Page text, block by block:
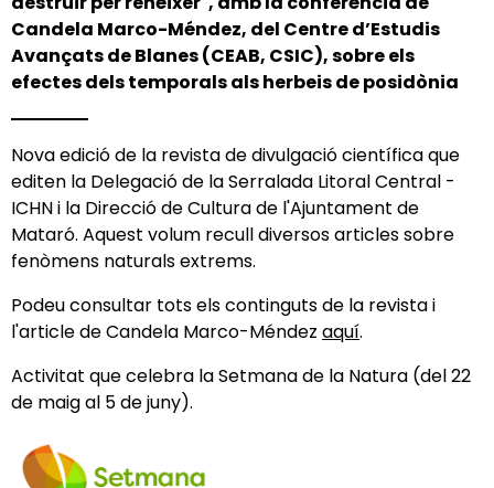
Candela Marco-Méndez, del Centre d’Estudis
Avançats de Blanes (CEAB, CSIC), sobre els
efectes dels temporals als herbeis de posidònia
Nova edició de la revista de divulgació científica que
editen la Delegació de la Serralada Litoral Central -
ICHN i la Direcció de Cultura de l'Ajuntament de
Mataró. Aquest volum recull diversos articles sobre
fenòmens naturals extrems.
Podeu consultar tots els continguts de la revista i
l'article de Candela Marco-Méndez aquí.
Activitat que celebra la Setmana de la Natura (del 22
de maig al 5 de juny).